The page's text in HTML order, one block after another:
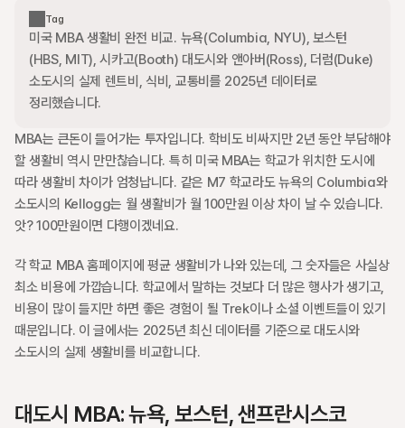
Tag
미국 MBA 생활비 완전 비교. 뉴욕(Columbia, NYU), 보스턴
(HBS, MIT), 시카고(Booth) 대도시와 앤아버(Ross), 더럼(Duke)
소도시의 실제 렌트비, 식비, 교통비를 2025년 데이터로
정리했습니다.
MBA는 큰돈이 들어가는 투자입니다. 학비도 비싸지만 2년 동안 부담해야
할 생활비 역시 만만찮습니다. 특히 미국 MBA는 학교가 위치한 도시에
따라 생활비 차이가 엄청납니다. 같은 M7 학교라도 뉴욕의 Columbia와
소도시의 Kellogg는 월 생활비가 월 100만원 이상 차이 날 수 있습니다.
앗? 100만원이면 다행이겠네요.
각 학교 MBA 홈페이지에 평균 생활비가 나와 있는데, 그 숫자들은 사실상
최소 비용에 가깝습니다. 학교에서 말하는 것보다 더 많은 행사가 생기고,
비용이 많이 들지만 하면 좋은 경험이 될 Trek이나 소셜 이벤트들이 있기
때문입니다. 이 글에서는 2025년 최신 데이터를 기준으로 대도시와
소도시의 실제 생활비를 비교합니다.
대도시 MBA: 뉴욕, 보스턴, 샌프란시스코